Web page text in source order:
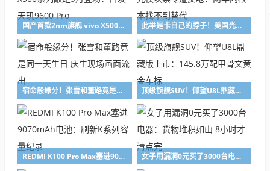
国产首款2nm旗舰 vivo X500系列敲定9月登场：首发天玑9600 Pro 此举是卡自己的脖子！美国光模块禁令遭反呛：两年内根本找不到替代
宿命般缘分！张雪和董路竟是同一天生日 庆生现场画面流出 顶级旗舰SUV！仰望U8L鼎藏版上市：145.8万配甲骨文黄金车标
REDMI K100 Pro Max塞进9070mAh电池：刷新K系列容量纪录 女子用漏洞0元买了3000台电器：货物堆积如山 8小时才清点完